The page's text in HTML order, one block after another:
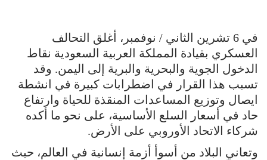
في 6 تشرين الثاني / نوفمبر، أغلق التحالف
العسكري بقيادة المملكة العربية السعودية نقاط
الدخول الجوية والبحرية والبرية إلى اليمن. وقد
تسبب هذا القرار في اضطرابات كبيرة في انشطة
ايصال وتوزيع المساعدات المنقذة للحياة وارتفاع
حاد في أسعار السلع الأساسية، على نحو ما أكده
شركاء الاتحاد الأوروبي على الأرض.
وتعاني البلاد من أسوأ أزمة إنسانية في العالم، حيث